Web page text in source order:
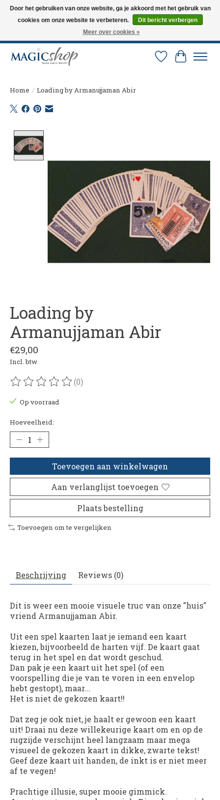
Altijd de nieuwste trucs op voorraad. Snelle verzending via PostNL en DHL.
Langskomen in onze winkel? Bel of mail om een afspraak te maken. 0251-
Verlanglijst
Home / Loading by Armanujjaman Abir
Loading by
Armanujjaman Abir
€29,00
Incl. btw
De beoordeling van dit product is
(0)
Op voorraad
Hoeveelheid:
Toevoegen aan winkelwagen
Aan verlanglijst toevoegen
Plaats bestelling
Toevoegen om te vergelijken
Beschrijving Reviews (0)
Dit is weer een mooie visuele truc van onze "huis"
vriend Armanujjaman Abir.
Uit een spel kaarten laat je iemand een kaart
kiezen, bijvoorbeeld de harten vijf. De kaart gaat
terug in het spel en dat wordt geschud.
Dan pak je een kaart uit het spel (of een
voorspelling die je van te voren in een envelop
hebt gestopt), maar...
Het is niet de gekozen kaart!!
Dat zeg je ook niet, je haalt er gewoon een kaart
uit! Draai nu deze willekeurige kaart om en op de
rugzijde verschijnt heel langzaam maar mega
visueel de gekozen kaart in dikke, zwarte tekst!
Geef deze kaart uit handen, de inkt is er niet meer
af te vegen!
Prachtige illusie, super mooie gimmick.
Door het gebruiken van onze website, ga je akkoord met het gebruik van
cookies om onze website te verbeteren.
Dit bericht verbergen
Meer over cookies »